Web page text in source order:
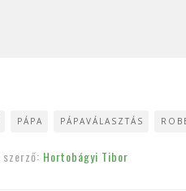
PÁPA PÁPAVÁLASZTÁS
szerző: Hortobágyi Tibor